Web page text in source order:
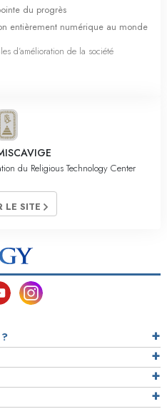
du progrès
entièrement numérique au monde
d’amélioration de la société
du Religious Technology Center
LE SITE